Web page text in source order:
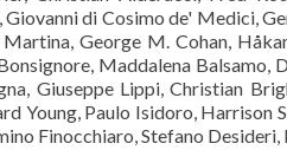
di Cosimo de' Medici,
George M. Cohan,
Maddalena Balsamo,
Giuseppe Lippi, Christian
Young, Paulo Isidoro, Harrison
Finocchiaro, Stefano